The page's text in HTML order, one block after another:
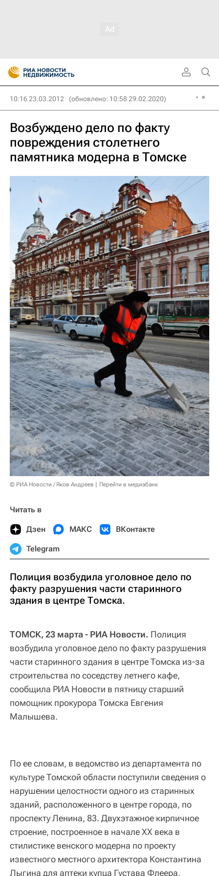
10:16 23.03.2012 (обновлено: 10:58 29.02.2020)
Возбуждено дело по факту
повреждения столетнего
памятника модерна в Томске
© РИА Новости / Яков Андреев Перейти в медиабанк
Читать в
Дзен МАКС ВКонтакте
Telegram
Полиция возбудила уголовное дело по
факту разрушения части старинного
здания в центре Томска.
ТОМСК, 23 марта - РИА Новости. Полиция
возбудила уголовное дело по факту разрушения
части старинного здания в центре Томска из-за
строительства по соседству летнего кафе,
сообщила РИА Новости в пятницу старший
помощник прокурора Томска Евгения
Малышева.
По ее словам, в ведомство из департамента по
культуре Томской области поступили сведения о
нарушении целостности одного из старинных
зданий, расположенного в центре города, по
проспекту Ленина, 83. Двухэтажное кирпичное
строение, построенное в начале XX века в
стилистике венского модерна по проекту
известного местного архитектора Константина
Лыгина для аптеки купца Густава Флеера,